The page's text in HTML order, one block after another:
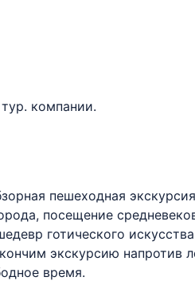
компании.
пешеходная
посещение
готического
экскурсию напротив
время.